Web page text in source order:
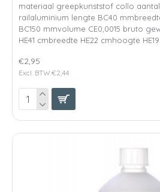
materiaal greepkunststof collo
railaluminium lengte BC40
BC150 mmvolume CE0,0015 bruto
HE41 cmbreedte HE22 cmhoogte HE19
€2,95
Excl. BTW:€2,44